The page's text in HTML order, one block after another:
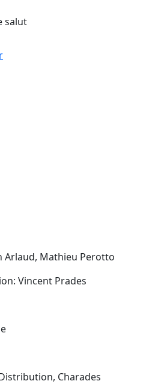
Mathieu Perotto
Vincent Prades
Charades